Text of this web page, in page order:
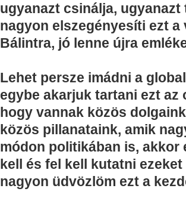
ugyanazt csinálja,
nagyon elszegényesíti ezt
Bálintra, jó lenne újra
Lehet persze imádni a
egybe akarjuk tartani ezt az
hogy vannak közös
közös pillanataink, amik
módon politikában is, akkor
kell és fel kell kutatni
nagyon üdvözlöm ezt a